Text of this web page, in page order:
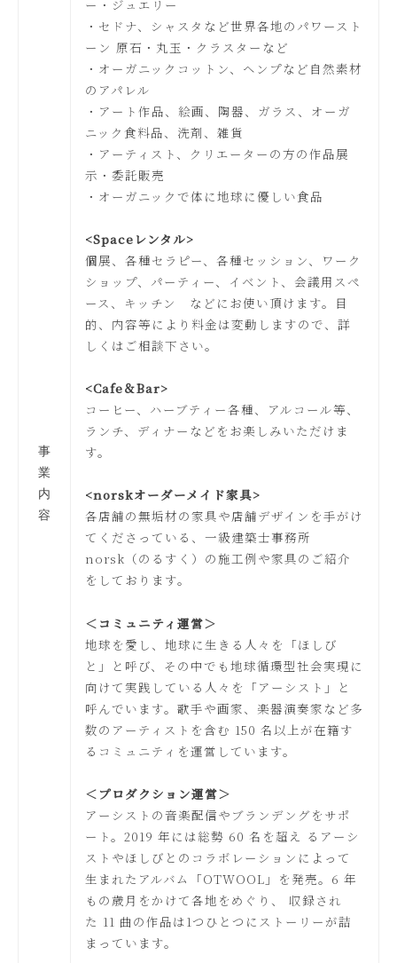
事
業
内
容
ー・ジュエリー
・セドナ、シャスタなど世界各地のパワースト
ーン 原石・丸玉・クラスターなど
・オーガニックコットン、ヘンプなど自然素材
のアパレル
・アート作品、絵画、陶器、ガラス、オーガ
ニック食料品、洗剤、雑貨
・アーティスト、クリエーターの方の作品展
示・委託販売
・オーガニックで体に地球に優しい食品
<Spaceレンタル>
個展、各種セラピー、各種セッション、ワーク
ショップ、パーティー、イベント、会議用スペ
ース、キッチン などにお使い頂けます。目
的、内容等により料金は変動しますので、詳
しくはご相談下さい。
<Cafe＆Bar>
コーヒー、ハーブティー各種、アルコール等、
ランチ、ディナーなどをお楽しみいただけま
す。
<norskオーダーメイド家具>
各店舗の無垢材の家具や店舗デザインを手がけ
てくださっている、一級建築士事務所
norsk（のるすく）の施工例や家具のご紹介
をしております。
＜コミュニティ運営＞
地球を愛し、地球に生きる人々を「ほしび
と」と呼び、その中でも地球循環型社会実現に
向けて実践している人々を「アーシスト」と
呼んでいます。歌手や画家、楽器演奏家など多
数のアーティストを含む 150 名以上が在籍す
るコミュニティを運営しています。
＜プロダクション運営＞
アーシストの音楽配信やブランデングをサポ
ート。2019 年には総勢 60 名を超え るアーシ
ストやほしびとのコラボレーションによって
生まれたアルバム「OTWOOL」を発売。6 年
もの歳月をかけて各地をめぐり、 収録され
た 11 曲の作品は1つひとつにストーリーが詰
まっています。